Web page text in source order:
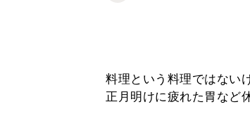
料理という料理ではない
正月明けに疲れた胃など